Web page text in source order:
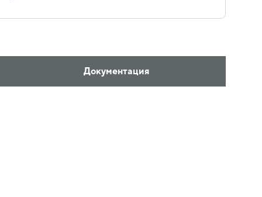
Документация